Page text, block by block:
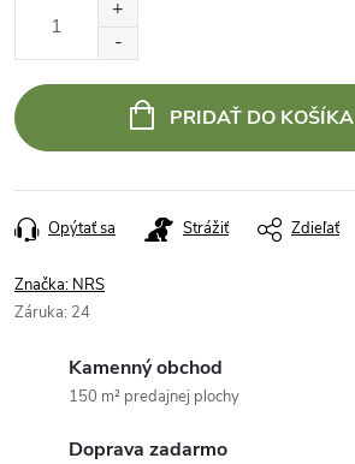
PRIDAŤ DO KOŠÍKA
Opýtať sa Strážiť Zdieľať
Značka: NRS
Záruka: 24
Kamenný obchod
150 m² predajnej plochy
Doprava zadarmo